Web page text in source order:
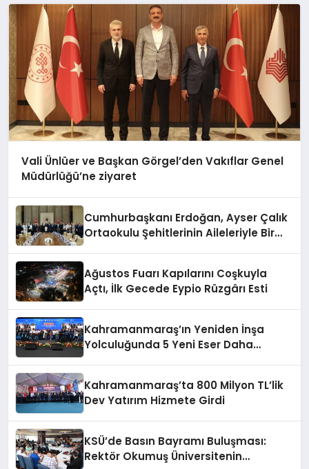
Vali Ünlüer ve Başkan Görgel’den Vakıflar Genel
Müdürlüğü’ne ziyaret
Cumhurbaşkanı Erdoğan, Ayser Çalık
Ortaokulu Şehitlerinin Aileleriyle Bir
Ağustos Fuarı Kapılarını Coşkuyla
Açtı, İlk Gecede Eypio Rüzgârı Esti
Kahramanmaraş’ın Yeniden İnşa
Yolculuğunda 5 Yeni Eser Daha
Kahramanmaraş’ta 800 Milyon TL’lik
Dev Yatırım Hizmete Girdi
KSÜ’de Basın Bayramı Buluşması:
Rektör Okumuş Üniversitenin